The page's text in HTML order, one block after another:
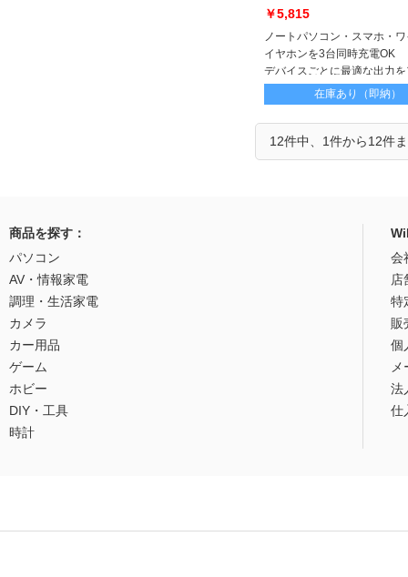
￥5,815
ノートパソコン・スマホ・
イヤホンを3台同時充電OK
デバイスごとに最適な出力
する、USB Type-C(TM)ポー
充電器です
在庫あり（即納）
12件中、1件から12件
商品を探す：
パソコン
AV・情報家電
調理・生活家電
カメラ
カー用品
ゲーム
ホビー
DIY・工具
時計
会
店
特
販
個
メ
法
仕